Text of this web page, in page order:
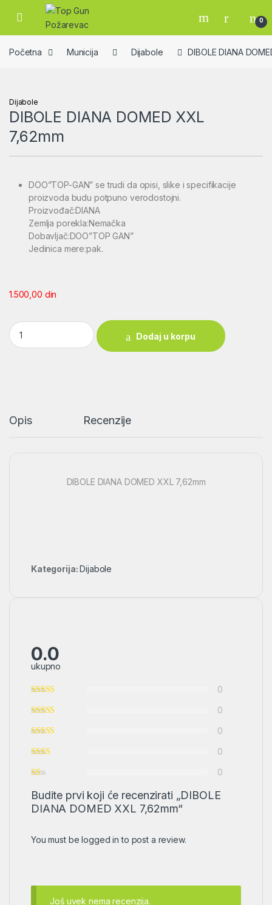
Skip to navigation
Skip to content
Open 0
Početna Municija Dijabole DIBOLE DIANA
Dijabole
DIBOLE DIANA DOMED XXL
7,62mm
DOO”TOP-GAN” se trudi da opisi, slike i specifikacije
proizvoda budu potpuno verodostojni.
Proizvođač:DIANA
Zemlja porekla:Nemačka
Dobavljač:DOO”TOP GAN”
Jedinica mere:pak.
1.500,00 din
DIBOLE DIANA DOMED XXL 7,62mm quantity
Dodaj u korpu
Opis Recenzije
DIBOLE DIANA DOMED XXL 7,62mm
Kategorija:Dijabole
0.0
ukupno
0
0
0
0
0
Budite prvi koji će recenzirati „DIBOLE
DIANA DOMED XXL 7,62mm“
You must belogged in to post a review.
Još uvek nema recenzija.